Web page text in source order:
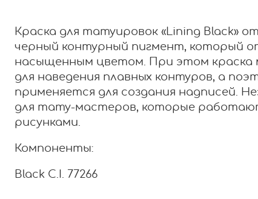
Краска для татуировок «Lining Black»
черный контурный пигмент, который
насыщенным цветом. При этом краска
для наведения плавных контуров, а
применяется для создания надписей.
для тату-мастеров, которые
рисунками.
Компоненты:
Black C.I. 77266